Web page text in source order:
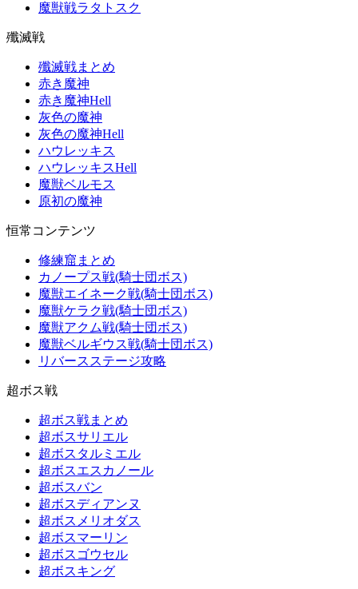
魔獣戦ラタトスク
殲滅戦
殲滅戦まとめ
赤き魔神
赤き魔神Hell
灰色の魔神
灰色の魔神Hell
ハウレッキス
ハウレッキスHell
魔獣ベルモス
原初の魔神
恒常コンテンツ
修練窟まとめ
カノープス戦(騎士団ボス)
魔獣エイネーク戦(騎士団ボス)
魔獣ケラク戦(騎士団ボス)
魔獣アクム戦(騎士団ボス)
魔獣ベルギウス戦(騎士団ボス)
リバースステージ攻略
超ボス戦
超ボス戦まとめ
超ボスサリエル
超ボスタルミエル
超ボスエスカノール
超ボスバン
超ボスディアンヌ
超ボスメリオダス
超ボスマーリン
超ボスゴウセル
超ボスキング